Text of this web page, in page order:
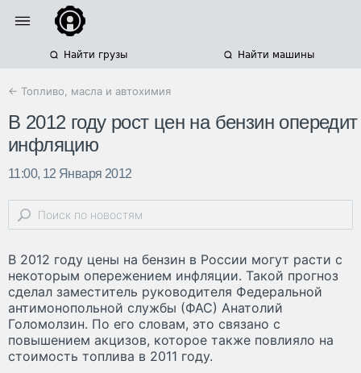
Найти грузы Найти машины
← Топливо, масла и автохимия
В 2012 году рост цен на бензин опередит
инфляцию
11:00, 12 Января 2012
В 2012 году цены на бензин в России могут расти с
некоторым опережением инфляции. Такой прогноз
сделал заместитель руководителя Федеральной
антимонопольной службы (ФАС) Анатолий
Голомолзин. По его словам, это связано с
повышением акцизов, которое также повлияло на
стоимость топлива в 2011 году.